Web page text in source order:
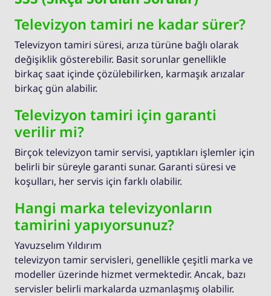
Televizyon tamiri ne kadar sürer?
Televizyon tamiri süresi, arıza türüne bağlı olarak
değişiklik gösterebilir. Basit sorunlar genellikle
birkaç saat içinde çözülebilirken, karmaşık arızalar
birkaç gün alabilir.
Televizyon tamiri için garanti
verilir mi?
Birçok televizyon tamir servisi, yaptıkları işlemler için
belirli bir süreyle garanti sunar. Garanti süresi ve
koşulları, her servis için farklı olabilir.
Hangi marka televizyonların
tamirini yapıyorsunuz?
Yavuzselım Yıldırım
televizyon tamir servisleri, genellikle çeşitli marka ve
modeller üzerinde hizmet vermektedir. Ancak, bazı
servisler belirli markalarda uzmanlaşmış olabilir.